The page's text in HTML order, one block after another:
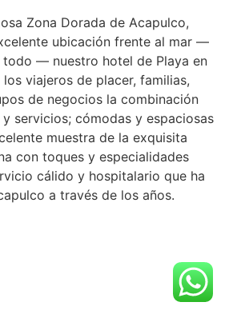
Zona Dorada de Acapulco,
ubicación frente al mar —
— nuestro hotel de Playa en
viajeros de placer, familias,
de negocios la combinación
servicios; cómodas y espaciosas
muestra de la exquisita
con toques y especialidades
cálido y hospitalario que ha
a través de los años.